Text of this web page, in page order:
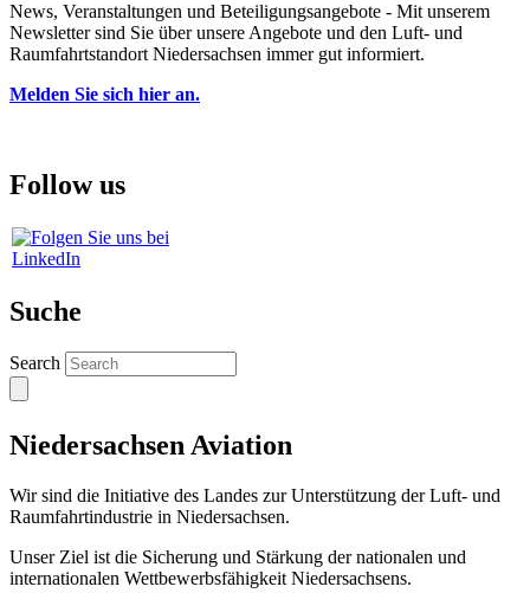
News, Veranstaltungen und Beteiligungsangebote - Mit unserem
Newsletter sind Sie über unsere Angebote und den Luft- und
Raumfahrtstandort Niedersachsen immer gut informiert.
Melden Sie sich hier an.
Follow us
Suche
Search
Niedersachsen Aviation
Wir sind die Initiative des Landes zur Unterstützung der Luft- und
Raumfahrtindustrie in Niedersachsen.
Unser Ziel ist die Sicherung und Stärkung der nationalen und
internationalen Wettbewerbsfähigkeit Niedersachsens.